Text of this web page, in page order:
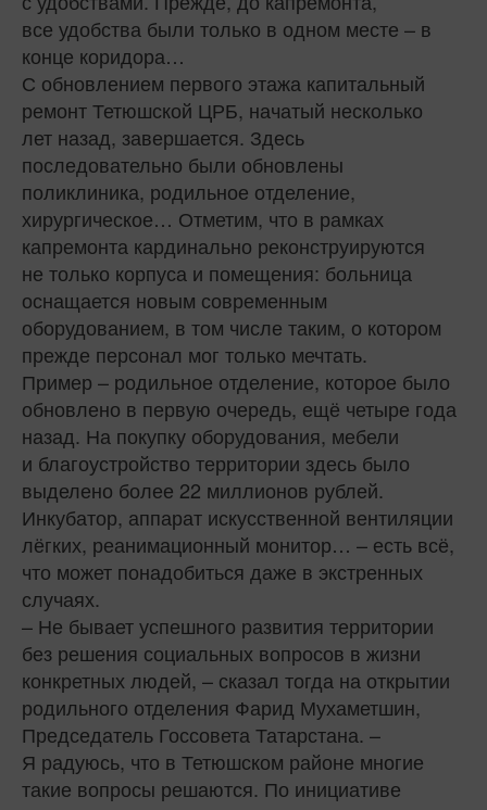
все удобства были только в одном месте – в
конце коридора…
С обновлением первого этажа капитальный
ремонт Тетюшской ЦРБ, начатый несколько
лет назад, завершается. Здесь
последовательно были обновлены
поликлиника, родильное отделение,
хирургическое… Отметим, что в рамках
капремонта кардинально реконструируются
не только корпуса и помещения: больница
оснащается новым современным
оборудованием, в том числе таким, о котором
прежде персонал мог только мечтать.
Пример – родильное отделение, которое было
обновлено в первую очередь, ещё четыре года
назад. На покупку оборудования, мебели
и благоустройство территории здесь было
выделено более 22 миллионов рублей.
Инкубатор, аппарат искусственной вентиляции
лёгких, реанимационный монитор… – есть всё,
что может понадобиться даже в экстренных
случаях.
– Не бывает успешного развития территории
без решения социальных вопросов в жизни
конкретных людей, – сказал тогда на открытии
родильного отделения Фарид Мухаметшин,
Председатель Госсовета Татарстана. –
Я радуюсь, что в Тетюшском районе многие
такие вопросы решаются. По инициативе